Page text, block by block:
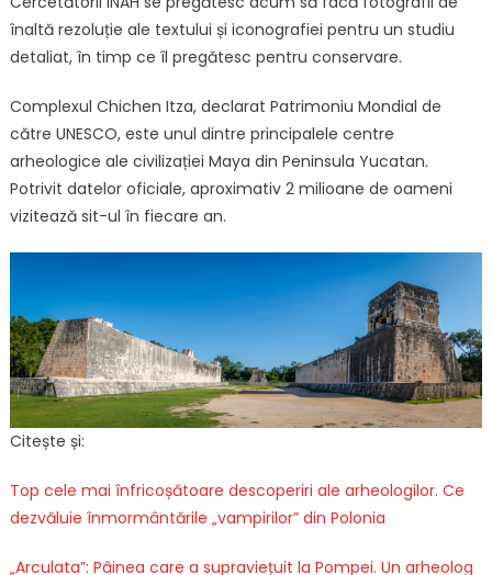
înaltă rezoluție ale textului și iconografiei pentru un studiu
detaliat, în timp ce îl pregătesc pentru conservare.
Complexul Chichen Itza, declarat Patrimoniu Mondial de
către UNESCO, este unul dintre principalele centre
arheologice ale civilizației Maya din Peninsula Yucatan.
Potrivit datelor oficiale, aproximativ 2 milioane de oameni
vizitează sit-ul în fiecare an.
Citește și:
Top cele mai înfricoșătoare descoperiri ale arheologilor. Ce
dezvăluie înmormântările „vampirilor” din Polonia
„Arculata”: Pâinea care a supraviețuit la Pompei. Un arheolog